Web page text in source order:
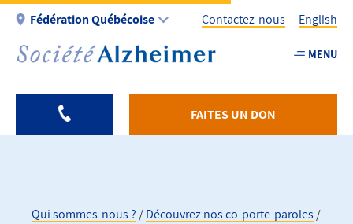
Aller
contenu
Fédération Québécoise
Utility
-
Fr
-
Contactez-nous English
MENU
FAITES UN DON
Qui sommes-nous ?
Découvrez nos co-porte-paroles